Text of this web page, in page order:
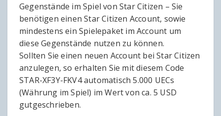
Gegenstände im Spiel von Star Citizen – Sie
benötigen einen Star Citizen Account, sowie
mindestens ein Spielepaket im Account um
diese Gegenstände nutzen zu können.
Sollten Sie einen neuen Account bei Star Citizen
anzulegen, so erhalten Sie mit diesem Code
STAR-XF3Y-FKV4 automatisch 5.000 UECs
(Währung im Spiel) im Wert von ca. 5 USD
gutgeschrieben.